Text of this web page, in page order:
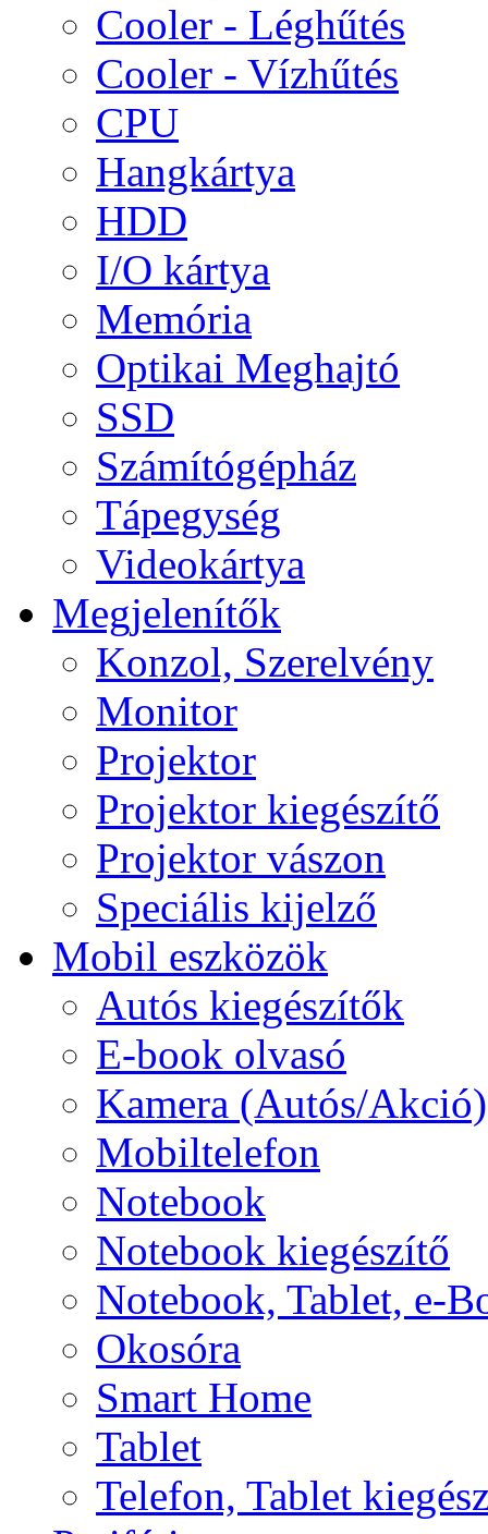
Cooler - Léghűtés
Cooler - Vízhűtés
CPU
Hangkártya
HDD
I/O kártya
Memória
Optikai Meghajtó
SSD
Számítógépház
Tápegység
Videokártya
Megjelenítők
Konzol, Szerelvény
Monitor
Projektor
Projektor kiegészítő
Projektor vászon
Speciális kijelző
Mobil eszközök
Autós kiegészítők
E-book olvasó
Kamera (Autós/Akció)
Mobiltelefon
Notebook
Notebook kiegészítő
Notebook, Tablet, e-
Okosóra
Smart Home
Tablet
Telefon, Tablet